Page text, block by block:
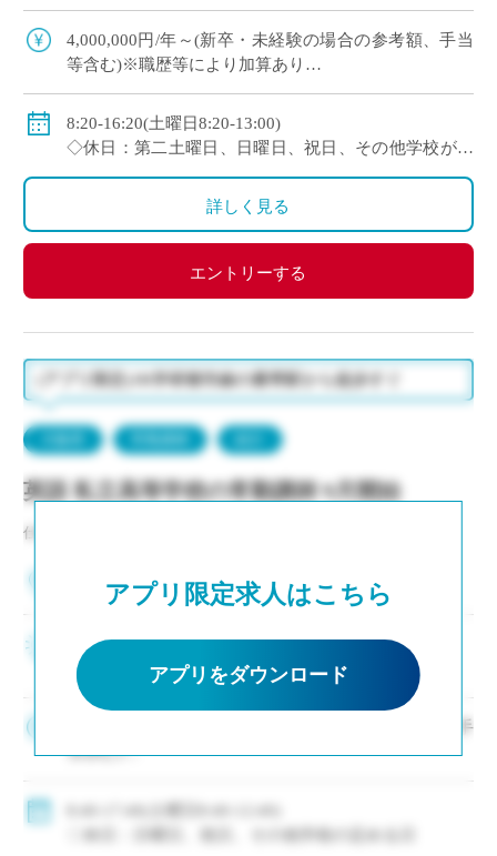
契約更新、専任教諭への登用チャンスあり ・創立
100年を超える神戸市内の伝統校
4,000,000円/年～(新卒・未経験の場合の参考額、手当
等含む)※職歴等により加算あり
◇年収モデル(参考)
・30歳(教諭・配偶者あり)：約660万円
・40歳(教諭・配偶者及び子２人)：約860万円
・50歳(教諭・配偶者及び子２人)：約940万円
◇賞与：有(過去実績3.55ヶ月分＋30万円)
◇保険：私学共済、雇用保険、労災保険
8:20-16:20(土曜日8:20-13:00)
◇休日：第二土曜日、日曜日、祝日、その他学校が定
める日
詳しく見る
エントリーする
アプリ限定求人はこちら
アプリをダウンロード
(アプリ限定)JR学研都市線の最寄駅から徒歩すぐ
英語 私立高等学校の常勤講師 9月開始
仕事NO：非公開
大阪府大東市
新卒、未経験者からベテラン教員まで幅広く募集
中
220,000円/月～(新卒・未経験の場合の参考額、各種手
当含む)
◇賞与：有
◇手当：各種有
◇保険：私学共済、雇用保険、労災保険